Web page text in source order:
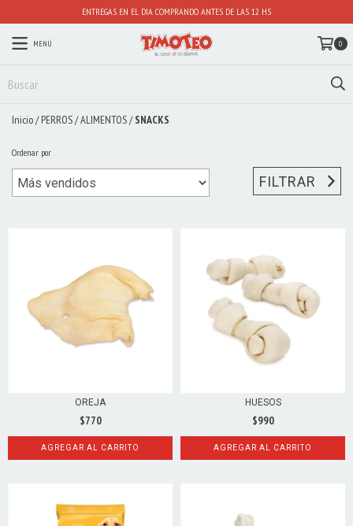
ENTREGAS EN EL DIA COMPRANDO ANTES DE LAS 12 HS
MENÚ 0
Inicio/ PERROS/ALIMENTOS/ SNACKS
Ordenar por
FILTRAR
OREJA
$770
HUESOS
$990
AGREGAR AL CARRITO